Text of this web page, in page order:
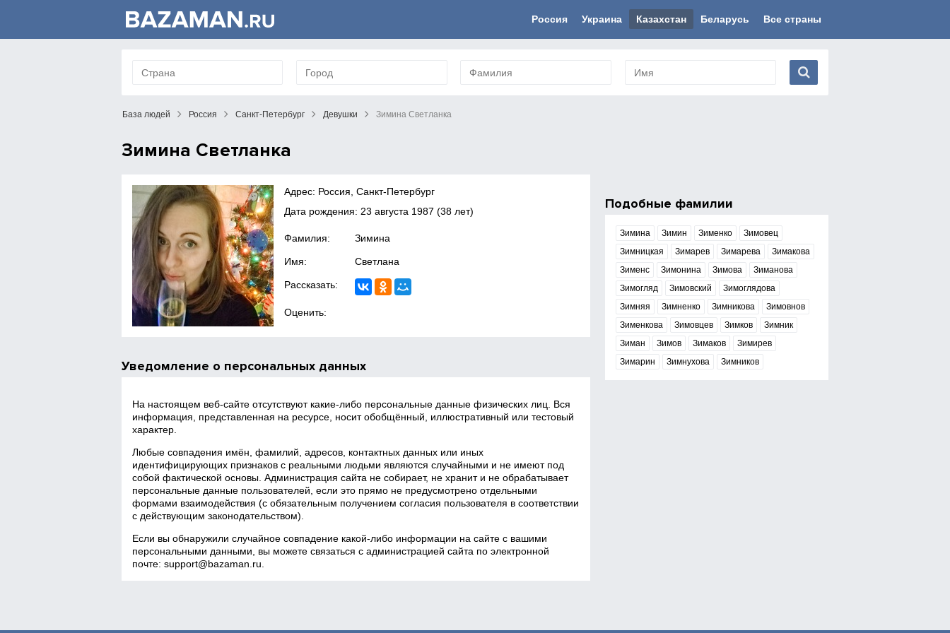
Россия Украина Казахстан Беларусь Все страны
База людей Россия Санкт-Петербург Девушки Зимина Светланка
Зимина Светланка
Адрес: Россия, Санкт-Петербург
Дата рождения: 23 августа 1987 (38 лет)
Фамилия: Зимина
Имя: Светлана
Рассказать:
Оценить:
Уведомление о персональных данных
На настоящем веб‑сайте отсутствуют какие‑либо персональные данные физических лиц. Вся
информация, представленная на ресурсе, носит обобщённый, иллюстративный или тестовый
характер.
Любые совпадения имён, фамилий, адресов, контактных данных или иных
идентифицирующих признаков с реальными людьми являются случайными и не имеют под
собой фактической основы. Администрация сайта не собирает, не хранит и не обрабатывает
персональные данные пользователей, если это прямо не предусмотрено отдельными
формами взаимодействия (с обязательным получением согласия пользователя в соответствии
с действующим законодательством).
Если вы обнаружили случайное совпадение какой‑либо информации на сайте с вашими
персональными данными, вы можете связаться с администрацией сайта по электронной
почте:support@bazaman.ru
Подобные фамилии
Зимина Зимин Зименко
Зимовец
Зимницкая
Зимарев Зимарева
Зимакова
Зименс
Зимонина Зимова
Зиманова
Зимогляд
Зимовский
Зимоглядова
Зимняя
Зимненко Зимникова
Зимовнов
Зименкова
Зимовцев Зимков
Зимник
Зиман
Зимов Зимаков
Зимирев
Зимарин
Зимнухова Зимников